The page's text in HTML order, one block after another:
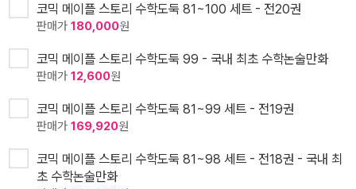
코믹 메이플 스토리 수학도둑 81~100 세트 - 전20권
판매가 180,000원
코믹 메이플 스토리 수학도둑 99 - 국내 최초 수학논술만화
판매가 12,600원
코믹 메이플 스토리 수학도둑 81~99 세트 - 전19권
판매가 169,920원
코믹 메이플 스토리 수학도둑 81~98 세트 - 전18권 - 국내 최
초 수학논술만화